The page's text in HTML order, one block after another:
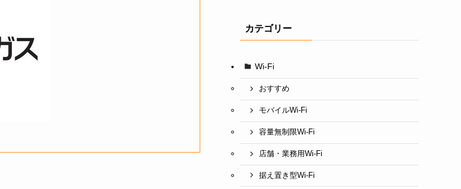
カテゴリー
Wi-Fi
おすすめ
モバイルWi-Fi
容量無制限Wi-Fi
店舗・業務用Wi-Fi
据え置き型Wi-Fi